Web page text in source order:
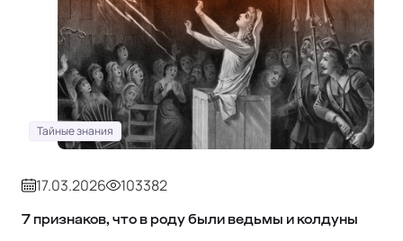
Тайные знания
17.03.2026 103382
7 признаков, что в роду были ведьмы и колдуны